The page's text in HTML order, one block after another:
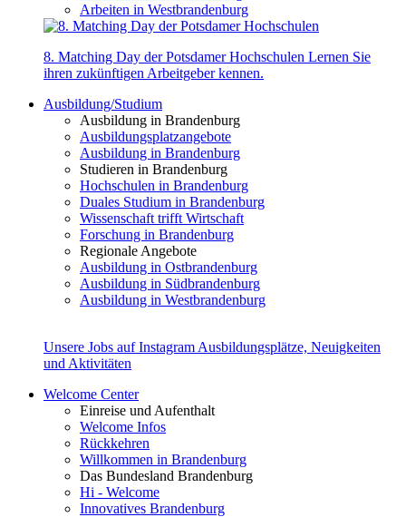
Arbeiten in Westbrandenburg
8. Matching Day der Potsdamer Hochschulen Lernen Sie
ihren zukünftigen Arbeitgeber kennen.
Ausbildung/Studium
Ausbildung in Brandenburg
Ausbildungsplatzangebote
Ausbildung in Brandenburg
Studieren in Brandenburg
Hochschulen in Brandenburg
Duales Studium in Brandenburg
Wissenschaft trifft Wirtschaft
Forschung in Brandenburg
Regionale Angebote
Ausbildung in Ostbrandenburg
Ausbildung in Südbrandenburg
Ausbildung in Westbrandenburg
Unsere Jobs auf Instagram Ausbildungsplätze, Neuigkeiten
und Aktivitäten
Welcome Center
Einreise und Aufenthalt
Welcome Infos
Rückkehren
Willkommen in Brandenburg
Das Bundesland Brandenburg
Hi - Welcome
Innovatives Brandenburg